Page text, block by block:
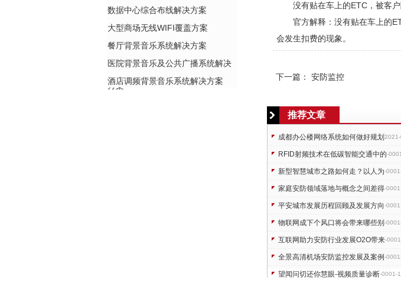
数据中心综合布线解决方案
大型商场无线WIFI覆盖方案
餐厅背景音乐系统解决方案
医院背景音乐及公共广播系统解决
方案
酒店调频背景音乐系统解决方案
没有贴在车上的ETC，被客
官方解释：没有贴在车上的
会发生扣费的现象。
下一篇： 安防监控
推荐文章
成都办公楼网络系统如何做好规划
RFID射频技术在低碳智能交通中的-
新型智慧城市之路如何走？以人为-
家庭安防领域落地与概念之间差得-
平安城市发展历程回顾及发展方向-
物联网成下个风口将会带来哪些别 -
互联网助力安防行业发展O2O带来-
全景高清机场安防监控发展及案例-
望闻问切还你慧眼-视频质量诊断-0001-